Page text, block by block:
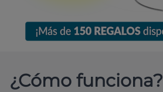
¿Cómo funciona?